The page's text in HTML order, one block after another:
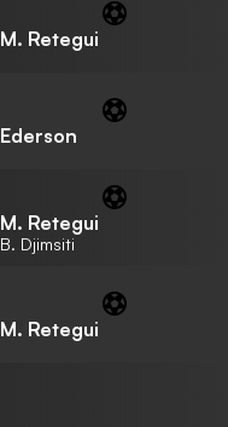
M. Retegui
Ederson
M. Retegui
B. Djimsiti
M. Retegui